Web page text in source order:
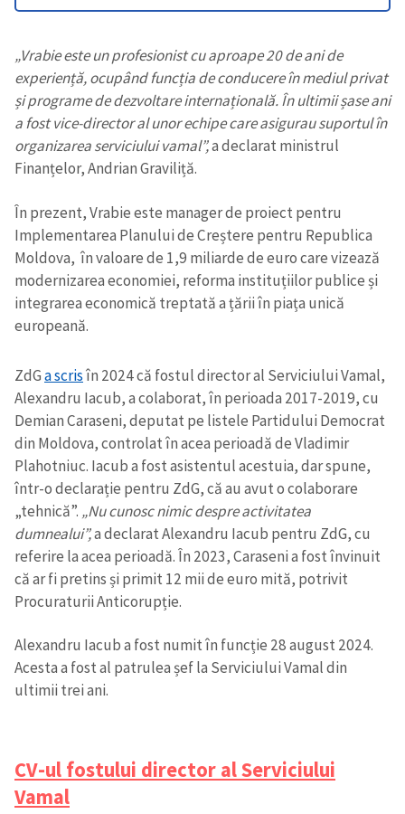
„Vrabie este un profesionist cu aproape 20 de ani de
experiență, ocupând funcția de conducere în mediul privat
și programe de dezvoltare internațională. În ultimii șase ani
a fost vice-director al unor echipe care asigurau suportul în
organizarea serviciului vamal”,a declarat ministrul
Finanțelor, Andrian Graviliță.
În prezent, Vrabie este manager de proiect pentru
Implementarea Planului de Creștere pentru Republica
Moldova, în valoare de 1,9 miliarde de euro care vizează
modernizarea economiei, reforma instituțiilor publice și
integrarea economică treptată a țării în piața unică
europeană.
ZdGa scrisîn 2024 că fostul director al Serviciului Vamal,
Alexandru Iacub, a colaborat, în perioada 2017-2019, cu
Demian Caraseni, deputat pe listele Partidului Democrat
din Moldova, controlat în acea perioadă de Vladimir
Plahotniuc. Iacub a fost asistentul acestuia, dar spune,
într-o declarație pentru ZdG, că au avut o colaborare
„tehnică”. „Nu cunosc nimic despre activitatea
dumnealui”,a declarat Alexandru Iacub pentru ZdG, cu
referire la acea perioadă. În 2023, Caraseni a fost învinuit
că ar fi pretins și primit 12 mii de euro mită, potrivit
Procuraturii Anticorupție.
Alexandru Iacub a fost numit în funcție 28 august 2024.
Acesta a fost al patrulea șef la Serviciului Vamal din
ultimii trei ani.
CV-ul fostului director al Serviciului
Vamal